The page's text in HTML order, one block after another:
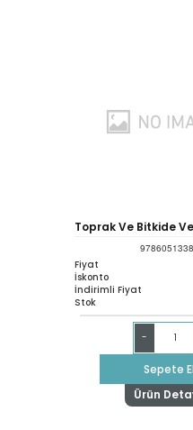
Toprak Ve Bitkide
Analizleri
Fiyat
İskonto
İndirimli Fiyat
Stok
-
Sepete
Ürün